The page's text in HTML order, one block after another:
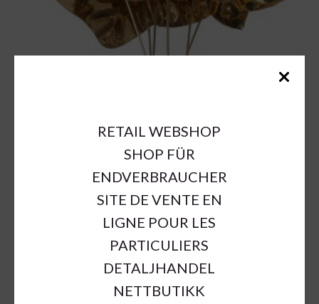
RETAIL WEBSHOP
SHOP FÜR
ENDVERBRAUCHER
SITE DE VENTE EN
LIGNE POUR LES
PARTICULIERS
DETALJHANDEL
NETTBUTIKK